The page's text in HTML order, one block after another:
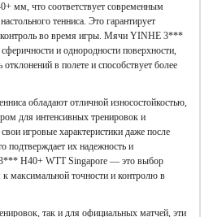
мм, что соответствует современным
тенниса. Это гарантирует
во время игры. Мячи YINHE 3***
и однородности поверхности,
в полете и способствует более
обладают отличной износостойкостью,
для интенсивных тренировок и
игровые характеристики даже после
подтверждает их надежность и
H40+ WTT Singapore — это выбор
максимальной точности и контролю в
так и для официальных матчей, эти